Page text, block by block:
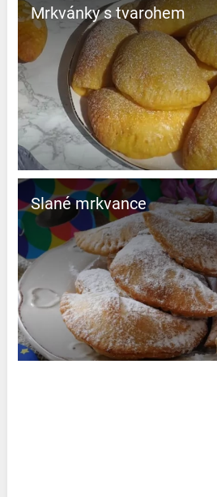
Mrkvánky s tvarohem
Slané mrkvance